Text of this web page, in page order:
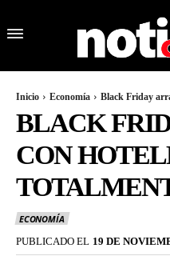
Inicio Economía Black Friday
BLACK
CON
ECONOMÍA
PUBLICADO EL 19 DE